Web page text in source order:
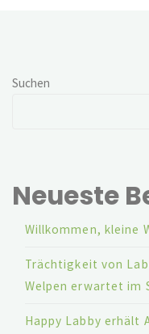
mit
Suchen
Neueste
Willkommen, kleine
Trächtigkeit von
Welpen erwartet im
Happy Labby erhält